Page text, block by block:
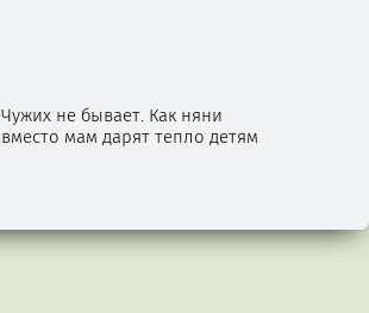
Чужих не бывает. Как няни
вместо мам дарят тепло детям